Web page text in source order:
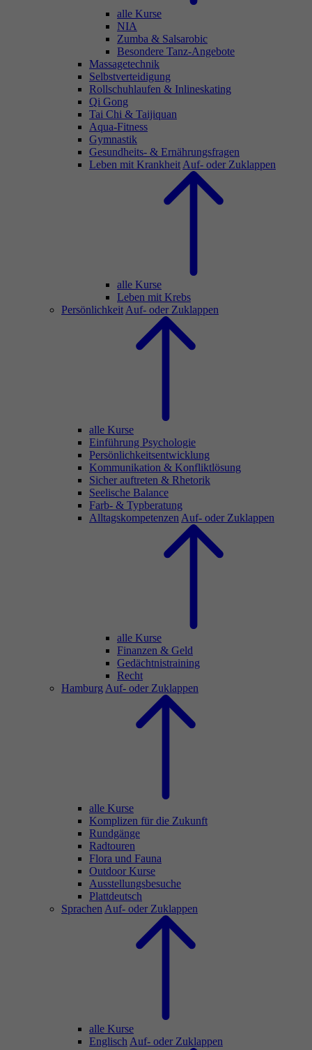
alle Kurse
NIA
Zumba & Salsarobic
Besondere Tanz-Angebote
Massagetechnik
Selbstverteidigung
Rollschuhlaufen & Inlineskating
Qi Gong
Tai Chi & Taijiquan
Aqua-Fitness
Gymnastik
Gesundheits- & Ernährungsfragen
Leben mit Krankheit Auf- oder Zuklappen
alle Kurse
Leben mit Krebs
Persönlichkeit Auf- oder Zuklappen
alle Kurse
Einführung Psychologie
Persönlichkeitsentwicklung
Kommunikation & Konfliktlösung
Sicher auftreten & Rhetorik
Seelische Balance
Farb- & Typberatung
Alltagskompetenzen Auf- oder Zuklappen
alle Kurse
Finanzen & Geld
Gedächtnistraining
Recht
Hamburg Auf- oder Zuklappen
alle Kurse
Komplizen für die Zukunft
Rundgänge
Radtouren
Flora und Fauna
Outdoor Kurse
Ausstellungsbesuche
Plattdeutsch
Sprachen Auf- oder Zuklappen
alle Kurse
Englisch Auf- oder Zuklappen